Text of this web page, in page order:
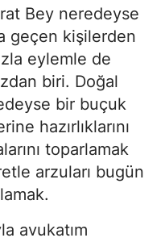
Bey neredeyse
geçen kişilerden
eylemle de
biri. Doğal
bir buçuk
hazırlıklarını
toparlamak
arzuları bugün
avukatım